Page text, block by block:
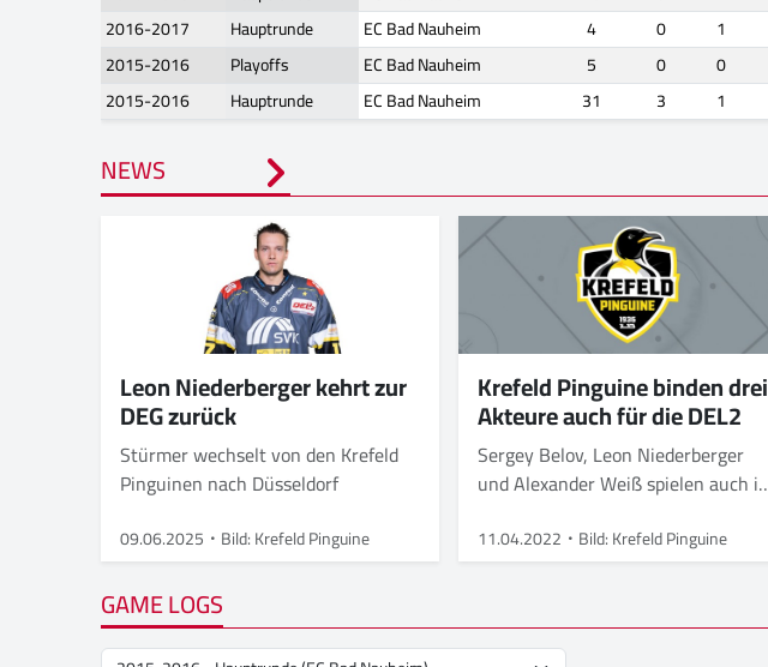
2016-2017
Hauptrunde EC Bad Nauheim 4 0 1
2015-2016
Playoffs EC Bad Nauheim 5 0 0
2015-2016
Hauptrunde EC Bad Nauheim 31 3 1
NEWS
Leon Niederberger kehrt zur
DEG zurück
Stürmer wechselt von den Krefeld
Pinguinen nach Düsseldorf
09.06.2025 Bild: Krefeld Pinguine
Krefeld Pinguine binden drei
Akteure auch für die DEL2
Sergey Belov, Leon Niederberger
und Alexander Weiß spielen auch in
11.04.2022 Bild: Krefeld Pinguine
GAME LOGS